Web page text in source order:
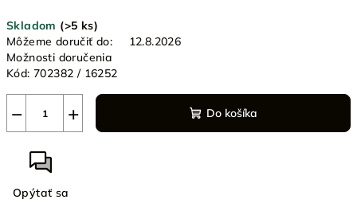
cena:
Skladom (>5 ks)
Môžeme doručiť do:
12.8.2026
Možnosti doručenia
Kód: 702382 / 16252
+
− Do košíka
Opýtať sa